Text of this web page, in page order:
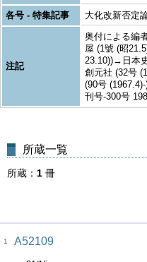
各号 - 特集記事
大化改新否定
注記
奥付による編
屋 (1號 (昭
23.10))→日本
創元社 (32号
(90号
刊号-300号
所蔵一覧
所蔵 1 冊
1 A52109